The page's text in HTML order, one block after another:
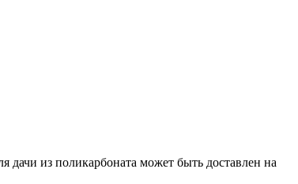
дачи из поликарбоната может быть доставлен на